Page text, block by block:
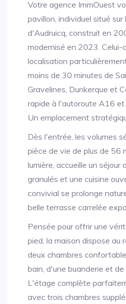
Votre agence ImmOuest
pavillon, individuel situé sur
d'Audruicq, construit en
modernisé en 2023. Celui-
localisation
moins de 30 minutes de
Gravelines, Dunkerque et
rapide à l'autoroute A16
Un emplacement
Dès l'entrée, les volumes
pièce de vie de plus de 56
lumière, accueille un séjour
granulés et une cuisine
convivial se prolonge
belle terrasse carrelée
Pensée pour offrir une
pied, la maison dispose au
deux chambres
bain, d'une buanderie et
L'étage complète
avec trois chambres